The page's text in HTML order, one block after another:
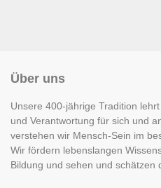
Über uns
Unsere 400-jährige Tradition
und Verantwortung für sich und
verstehen wir Mensch-Sein im
Wir fördern lebenslangen
Bildung und sehen und schätzen